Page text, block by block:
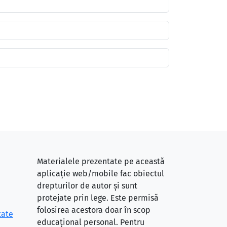
Materialele prezentate pe această
aplicație web/mobile fac obiectul
drepturilor de autor și sunt
protejate prin lege. Este permisă
folosirea acestora doar în scop
educațional personal. Pentru